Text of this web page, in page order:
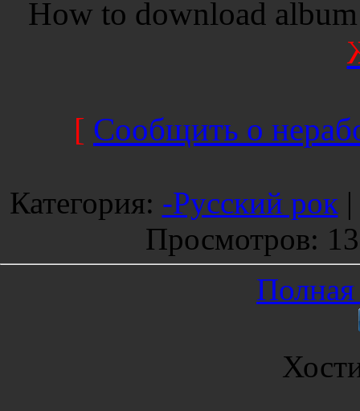
How to download
[ Сообщить о
Категория: -Русский рок |
Просмотров:
Полная